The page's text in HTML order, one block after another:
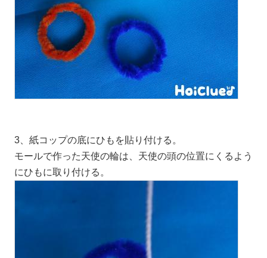
3、紙コップの底にひもを貼り付ける。
モールで作った天使の輪は、天使の頭の位置にくるよう
にひもに取り付ける。